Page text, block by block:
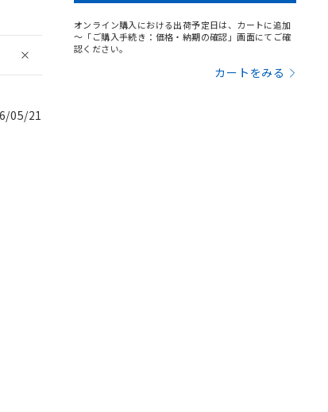
05/21
オンライン購入における出荷予定日は、カートに追加
～「ご購入手続き：価格・納期の確認」画面にてご確
認ください。
カートをみる